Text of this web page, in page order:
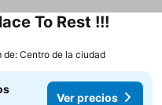
To Rest !!!
de: Centro de la ciudad
Ver precios